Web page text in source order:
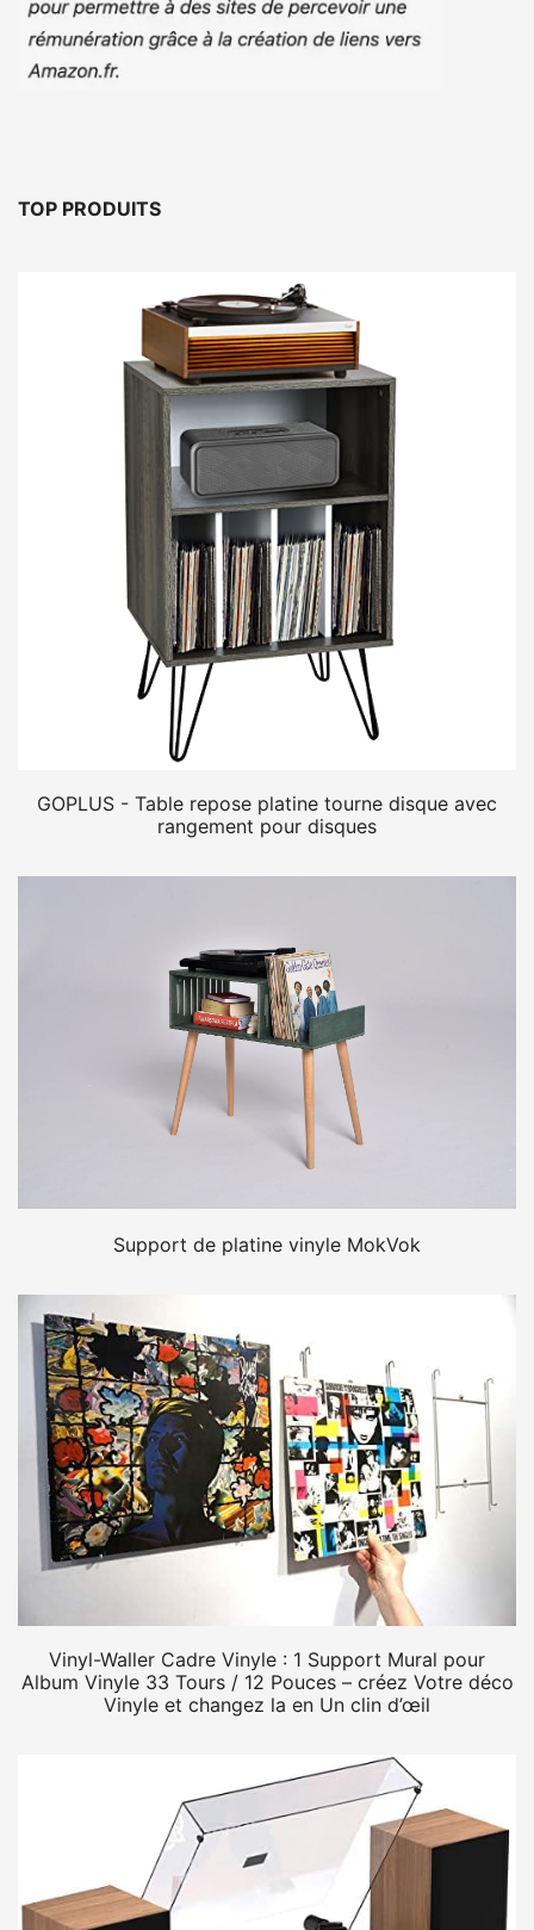
TOP PRODUITS
GOPLUS - Table repose platine tourne disque avec
rangement pour disques
Support de platine vinyle MokVok
Vinyl-Waller Cadre Vinyle : 1 Support Mural pour
Album Vinyle 33 Tours / 12 Pouces – créez Votre déco
Vinyle et changez la en Un clin d’œil